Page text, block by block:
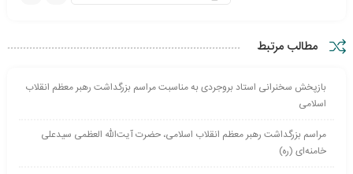
مطالب مرتبط
بازپخش سخنرانی استاد بروجردی به مناسبت مراسم بزرگداشت رهبر معظم انقلاب
اسلامی
مراسم بزرگداشت رهبر معظم انقلاب اسلامی، حضرت آیت‌الله العظمی سیدعلی
خامنه‌ای (ره)